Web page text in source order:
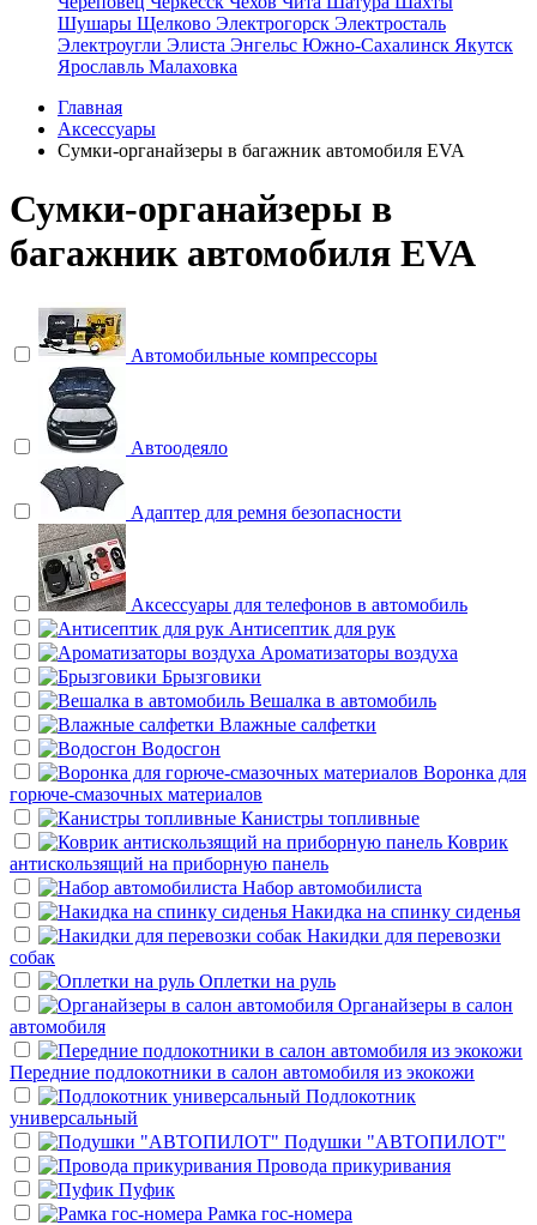
Шушары Щелково Электрогорск Электросталь
Электроугли Элиста Энгельс Южно-Сахалинск Якутск
Ярославль Малаховка
Главная
Аксессуары
Сумки-органайзеры в багажник автомобиля EVA
Сумки-органайзеры в
багажник автомобиля EVA
Автомобильные компрессоры
Автоодеяло
Адаптер для ремня безопасности
Аксессуары для телефонов в автомобиль
Антисептик для рук
Ароматизаторы воздуха
Брызговики
Вешалка в автомобиль
Влажные салфетки
Водосгон
Воронка для
горюче-смазочных материалов
Канистры топливные
Коврик
антискользящий на приборную панель
Набор автомобилиста
Накидка на спинку сиденья
Накидки для перевозки
собак
Оплетки на руль
Органайзеры в салон
автомобиля
Передние подлокотники в салон автомобиля из экокожи
Подлокотник
универсальный
Подушки "АВТОПИЛОТ"
Провода прикуривания
Пуфик
Рамка гос-номера